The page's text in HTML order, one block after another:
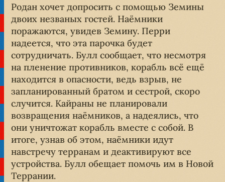
Родан хочет допросить с помощью Земины
двоих незваных гостей. Наёмники
поражаются, увидев Земину. Перри
надеется, что эта парочка будет
сотрудничать. Булл сообщает, что несмотря
на пленение противников, корабль всё ещё
находится в опасности, ведь взрыв, не
запланированный братом и сестрой, скоро
случится. Кайраны не планировали
возвращения наёмников, а надеялись, что
они уничтожат корабль вместе с собой. В
итоге, узнав об этом, наёмники идут
навстречу терранам и деактивируют все
устройства. Булл обещает помочь им в Новой
Террании.